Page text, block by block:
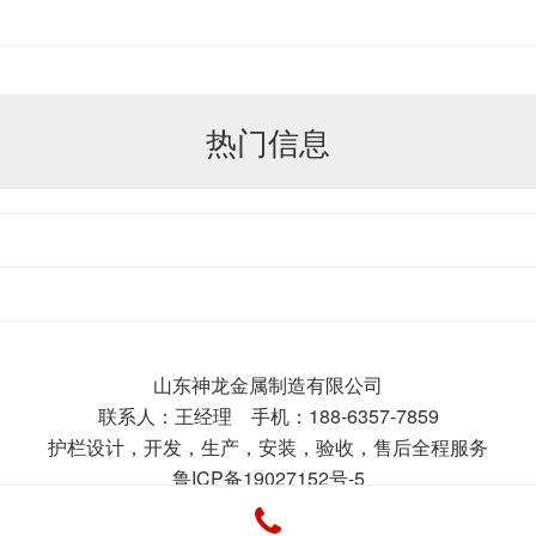
热门信息
山东神龙金属制造有限公司
联系人：王经理 手机：188-6357-7859
护栏设计，开发，生产，安装，验收，售后全程服务
鲁ICP备19027152号-5